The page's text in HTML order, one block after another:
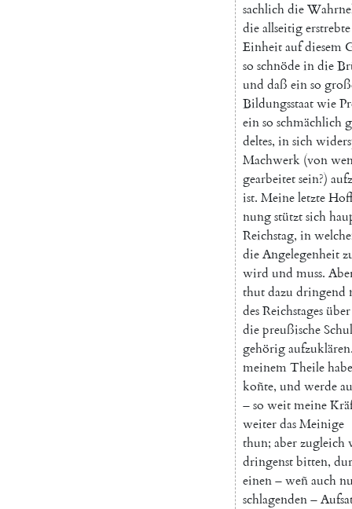
sachlichdie
dieallseitigerstrebte
Einheitaufdiesem
so schnödeindie
und daß einso
Bildungsstaatwie
einso schmächlich
deltes, insich
Machwerk (von
gearbeitetsein?)
ist. Meineletzte
nungstütztsich
Reichstag, in
dieAngelegenheit
wird und muss.
thutdazu dringend
desReichstagesüber
diepreußische
gehörigaufzuklären
meinemTheilehabe
koñte, und werde
–so weitmeine
weiterdasMeinige
thun; aberzugleich
dringenstbitten,
einen–weñauch
schlagenden–